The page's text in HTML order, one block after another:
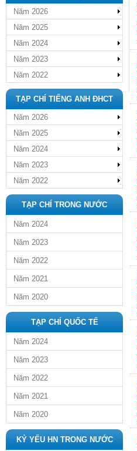
Năm 2026
Năm 2025
Năm 2024
Năm 2023
Năm 2022
TẠP CHÍ TIẾNG ANH ĐHCT
Năm 2026
Năm 2025
Năm 2024
Năm 2023
Năm 2022
TẠP CHÍ TRONG NƯỚC
Năm 2024
Năm 2023
Năm 2022
Năm 2021
Năm 2020
TẠP CHÍ QUỐC TẾ
Năm 2024
Năm 2023
Năm 2022
Năm 2021
Năm 2020
KỶ YẾU HN TRONG NƯỚC